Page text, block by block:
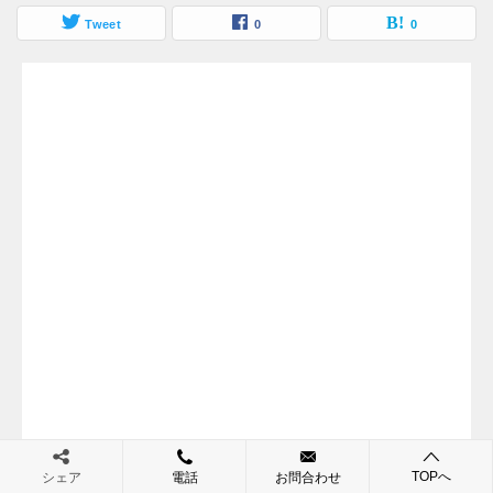
Tweet 0 0
シェア 電話 お問合わせ TOPへ